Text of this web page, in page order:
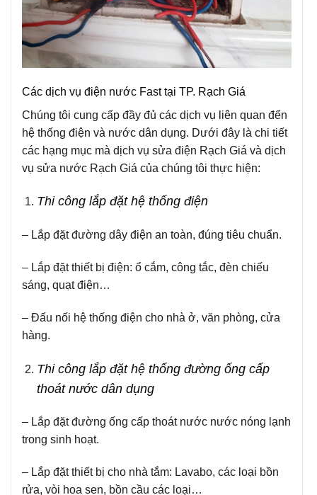
Các dịch vụ điện nước Fast tại TP. Rạch Giá
Chúng tôi cung cấp đầy đủ các dịch vụ liên quan đến
hệ thống điện và nước dân dụng. Dưới đây là chi tiết
các hạng mục mà dịch vụ sửa điện Rạch Giá và dịch
vụ sửa nước Rạch Giá của chúng tôi thực hiện:
Thi công lắp đặt hệ thống điện
– Lắp đặt đường dây điện an toàn, đúng tiêu chuẩn.
– Lắp đặt thiết bị điện: ổ cắm, công tắc, đèn chiếu
sáng, quạt điện…
– Đấu nối hệ thống điện cho nhà ở, văn phòng, cửa
hàng.
Thi công lắp đặt hệ thống đường ống cấp
thoát nước dân dụng
– Lắp đặt đường ống cấp thoát nước nước nóng lạnh
trong sinh hoạt.
– Lắp đặt thiết bị cho nhà tắm: Lavabo, các loại bồn
rửa, vòi hoa sen, bồn cầu các loại…